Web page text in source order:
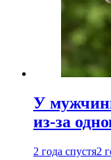
У
из-за
2 года спустя2